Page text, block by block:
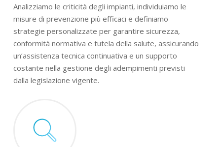
Analizziamo le criticità degli impianti, individuiamo le
misure di prevenzione più efficaci e definiamo
strategie personalizzate per garantire sicurezza,
conformità normativa e tutela della salute, assicurando
un’assistenza tecnica continuativa e un supporto
costante nella gestione degli adempimenti previsti
dalla legislazione vigente.